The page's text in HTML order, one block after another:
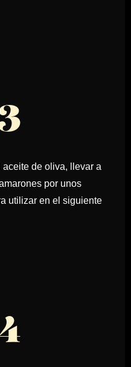
de oliva, llevar a
por unos
utilizar en el siguiente